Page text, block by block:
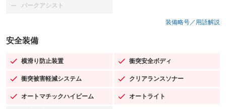
パークアシスト
：装備なし
装備略号／用語解説
安全装備
横滑り防止装置
：装備あり 衝突安全ボディ
：装備あり
衝突被害軽減システム
：装備あり クリアランスソナー
：装備あり
オートマチックハイビーム
：装備あり オートライト
：装備あり